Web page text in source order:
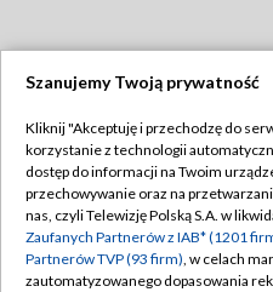
Abonament TVP
Emisja w TVP
Centrum informacji TVP
Polityka
Szanujemy Twoją prywatność
Kliknij "Akceptuję i przechodzę do
korzystanie z technologii
dostęp do informacji na Twoim
przechowywanie oraz na
nas, czyli Telewizję Polską S.A. w
Zaufanych Partnerów z IAB* (1201
Partnerów TVP (93 firm), w celach
zautomatyzowanego dopasowania